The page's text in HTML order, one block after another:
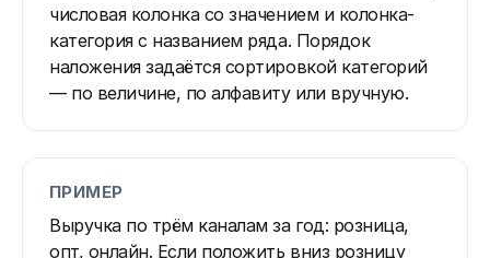
числовая колонка со значением и колонка-
категория с названием ряда. Порядок
наложения задаётся сортировкой категорий
— по величине, по алфавиту или вручную.
ПРИМЕР
Выручка по трём каналам за год: розница,
опт, онлайн. Если положить вниз розницу